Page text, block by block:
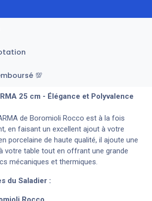
💯
25 cm - Élégance et Polyvalence
de Boromioli Rocco est à la fois
en faisant un excellent ajout à votre
porcelaine de haute qualité, il ajoute une
votre table tout en offrant une grande
mécaniques et thermiques.
du Saladier :